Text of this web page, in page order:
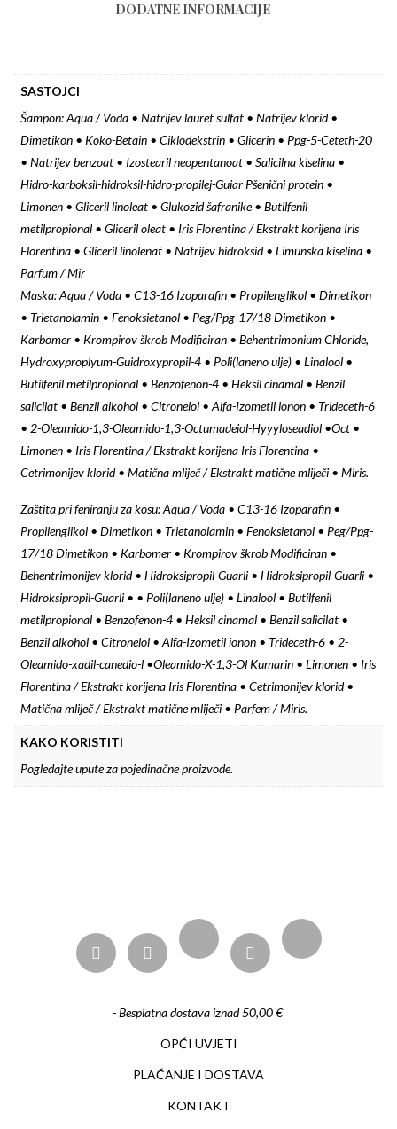
DODATNE INFORMACIJE
SASTOJCI
Šampon: Aqua / Voda • Natrijev lauret sulfat • Natrijev klorid •
Dimetikon • Koko-Betain • Ciklodekstrin • Glicerin • Ppg-5-Ceteth-20
• Natrijev benzoat • Izostearil neopentanoat • Salicilna kiselina •
Hidro-karboksil-hidroksil-hidro-propilej-Guiar Pšenični protein •
Limonen • Gliceril linoleat • Glukozid šafranike • Butilfenil
metilpropional • Gliceril oleat • Iris Florentina / Ekstrakt korijena Iris
Florentina • Gliceril linolenat • Natrijev hidroksid • Limunska kiselina •
Parfum / Mir
Maska: Aqua / Voda • C13-16 Izoparafin • Propilenglikol • Dimetikon
• Trietanolamin • Fenoksietanol • Peg/Ppg-17/18 Dimetikon •
Karbomer • Krompirov škrob Modificiran • Behentrimonium Chloride,
Hydroxyproplyum-Guidroxypropil-4 • Poli(laneno ulje) • Linalool •
Butilfenil metilpropional • Benzofenon-4 • Heksil cinamal • Benzil
salicilat • Benzil alkohol • Citronelol • Alfa-Izometil ionon • Trideceth-6
• 2-Oleamido-1,3-Oleamido-1,3-Octumadeiol-Hyyyloseadiol •Oct •
Limonen • Iris Florentina / Ekstrakt korijena Iris Florentina •
Cetrimonijev klorid • Matična mliječ / Ekstrakt matične mliječi • Miris.
Zaštita pri feniranju za kosu: Aqua / Voda • C13-16 Izoparafin •
Propilenglikol • Dimetikon • Trietanolamin • Fenoksietanol • Peg/Ppg-
17/18 Dimetikon • Karbomer • Krompirov škrob Modificiran •
Behentrimonijev klorid • Hidroksipropil-Guarli • Hidroksipropil-Guarli •
Hidroksipropil-Guarli • • Poli(laneno ulje) • Linalool • Butilfenil
metilpropional • Benzofenon-4 • Heksil cinamal • Benzil salicilat •
Benzil alkohol • Citronelol • Alfa-Izometil ionon • Trideceth-6 • 2-
Oleamido-xadil-canedio-l •Oleamido-X-1,3-Ol Kumarin • Limonen • Iris
Florentina / Ekstrakt korijena Iris Florentina • Cetrimonijev klorid •
Matična mliječ / Ekstrakt matične mliječi • Parfem / Miris.
KAKO KORISTITI
Pogledajte upute za pojedinačne proizvode.
- Besplatna dostava iznad 50,00 €
OPĆI UVJETI
PLAĆANJE I DOSTAVA
KONTAKT